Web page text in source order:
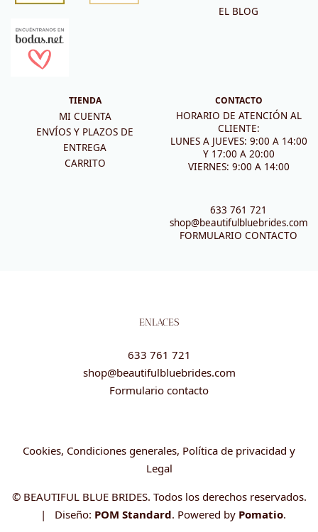
EL BLOG
TIENDA
MI CUENTA
ENVÍOS Y PLAZOS DE
ENTREGA
CARRITO
CONTACTO
HORARIO DE ATENCIÓN AL
CLIENTE:
LUNES A JUEVES: 9:00 A 14:00
Y 17:00 A 20:00
VIERNES: 9:00 A 14:00
633 761 721
shop@beautifulbluebrides.com
FORMULARIO CONTACTO
ENLACES
633 761 721
shop@beautifulbluebrides.com
Formulario contacto
Cookies, Condiciones generales, Política de privacidad y
Legal
© BEAUTIFUL BLUE BRIDES. Todos los derechos reservados.
| Diseño: POM Standard. Powered by Pomatio.